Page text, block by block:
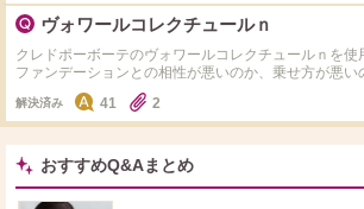
ヴォワールコレクチュールｎ
クレドポーボーテのヴォワールコレクチュールｎを使
ファンデーションとの相性が悪いのか、乗せ方が悪い
のか もろもろと崩れてしまいます。 乗せている際も
じりにジャリジャリとする感覚があります（語彙力無
かくいい下地と聞いていて、何度も挑戦していますが
同じスキンケアでTIRTIRのマスクフィットトーンア
う際は、もろもろもせずジャリジャリしてる感覚もないので
ファンデーションは TIRTIRのクッションファンデ（
は メイビリンのSPステイ ルミマット リキッド ファン
解決済み 41 2
おすすめQ&Aまとめ